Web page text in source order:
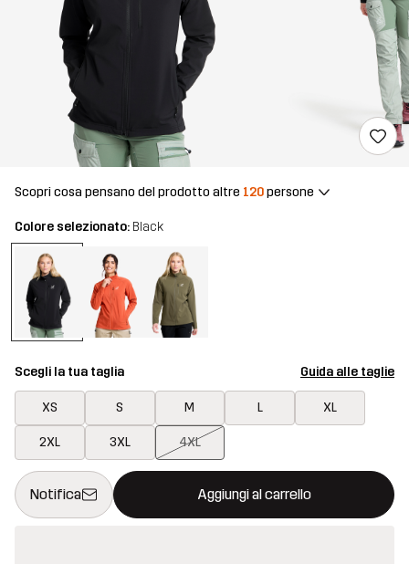
Scopri cosa pensano del prodotto altre 120persone
Colore selezionato: Black
Scegli la tua taglia Guida alle taglie
XS S M L XL
2XL 3XL 4XL
Notifica Aggiungi al carrello
Questo tasto aprirà una finestra modale per confermare un
{{size}} non disponibile